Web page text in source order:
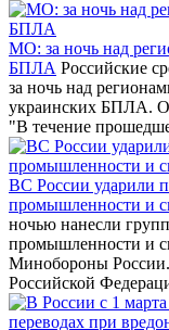
МО: за ночь над
БПЛА Российские
за ночь над
украинских БПЛА.
"В течение
ВС России ударили
промышленности и
ночью нанесли
промышленности и
Минобороны
Российской